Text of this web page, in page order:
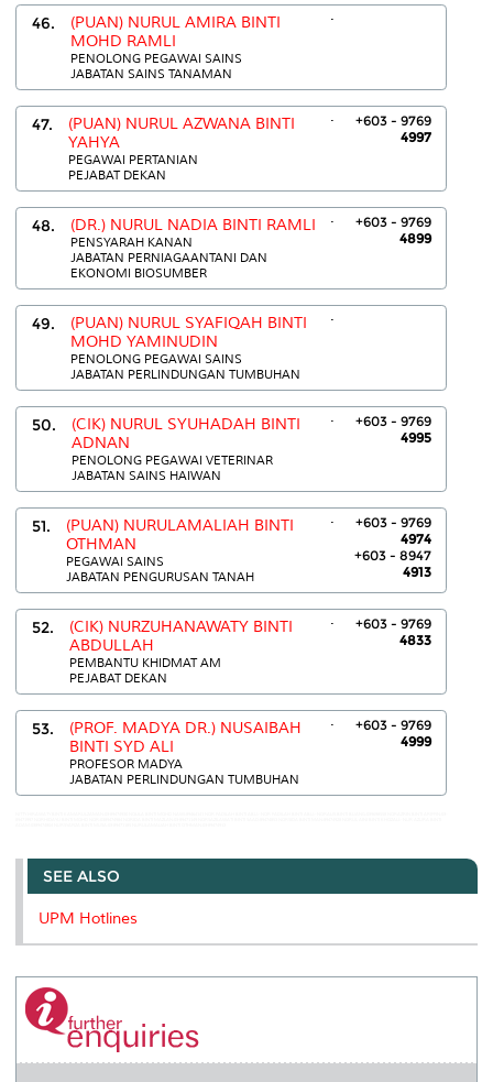
46.
(PUAN) NURUL AMIRA BINTI
MOHD RAMLI
PENOLONG PEGAWAI SAINS
JABATAN SAINS TANAMAN
.
47.
(PUAN) NURUL AZWANA BINTI
YAHYA
PEGAWAI PERTANIAN
PEJABAT DEKAN
.
+603 - 9769
4997
48. (DR.) NURUL NADIA BINTI RAMLI
PENSYARAH KANAN
JABATAN PERNIAGAANTANI DAN
EKONOMI BIOSUMBER
.
+603 - 9769
4899
49.
(PUAN) NURUL SYAFIQAH BINTI
MOHD YAMINUDIN
PENOLONG PEGAWAI SAINS
JABATAN PERLINDUNGAN TUMBUHAN
.
50.
(CIK) NURUL SYUHADAH BINTI
ADNAN
PENOLONG PEGAWAI VETERINAR
JABATAN SAINS HAIWAN
.
+603 - 9769
4995
51.
(PUAN) NURULAMALIAH BINTI
OTHMAN
PEGAWAI SAINS
JABATAN PENGURUSAN TANAH
.
+603 - 9769
4974
+603 - 8947
4913
52.
(CIK) NURZUHANAWATY BINTI
ABDULLAH
PEMBANTU KHIDMAT AM
PEJABAT DEKAN
.
+603 - 9769
4833
53.
(PROF. MADYA DR.) NUSAIBAH
BINTI SYD ALI
PROFESOR MADYA
JABATAN PERLINDUNGAN TUMBUHAN
.
+603 - 9769
4999
SEE ALSO
UPM Hotlines